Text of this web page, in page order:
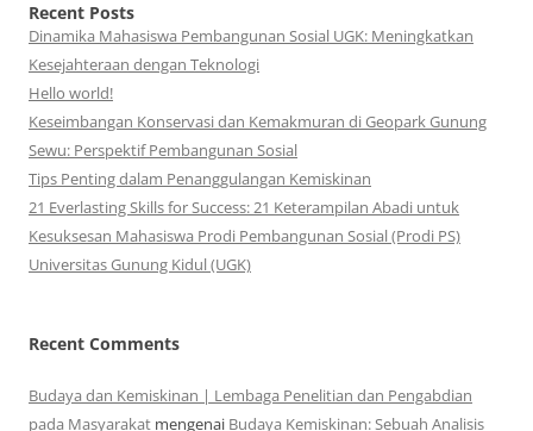
Recent Posts
Dinamika Mahasiswa Pembangunan Sosial UGK: Meningkatkan
Kesejahteraan dengan Teknologi
Hello world!
Keseimbangan Konservasi dan Kemakmuran di Geopark Gunung
Sewu: Perspektif Pembangunan Sosial
Tips Penting dalam Penanggulangan Kemiskinan
21 Everlasting Skills for Success: 21 Keterampilan Abadi untuk
Kesuksesan Mahasiswa Prodi Pembangunan Sosial (Prodi PS)
Universitas Gunung Kidul (UGK)
Recent Comments
Budaya dan Kemiskinan | Lembaga Penelitian dan Pengabdian
pada Masyarakat mengenai Budaya Kemiskinan: Sebuah Analisis